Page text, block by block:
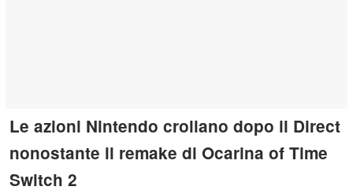
Le azioni Nintendo crollano dopo il Direct
nonostante il remake di Ocarina of Time
Switch 2